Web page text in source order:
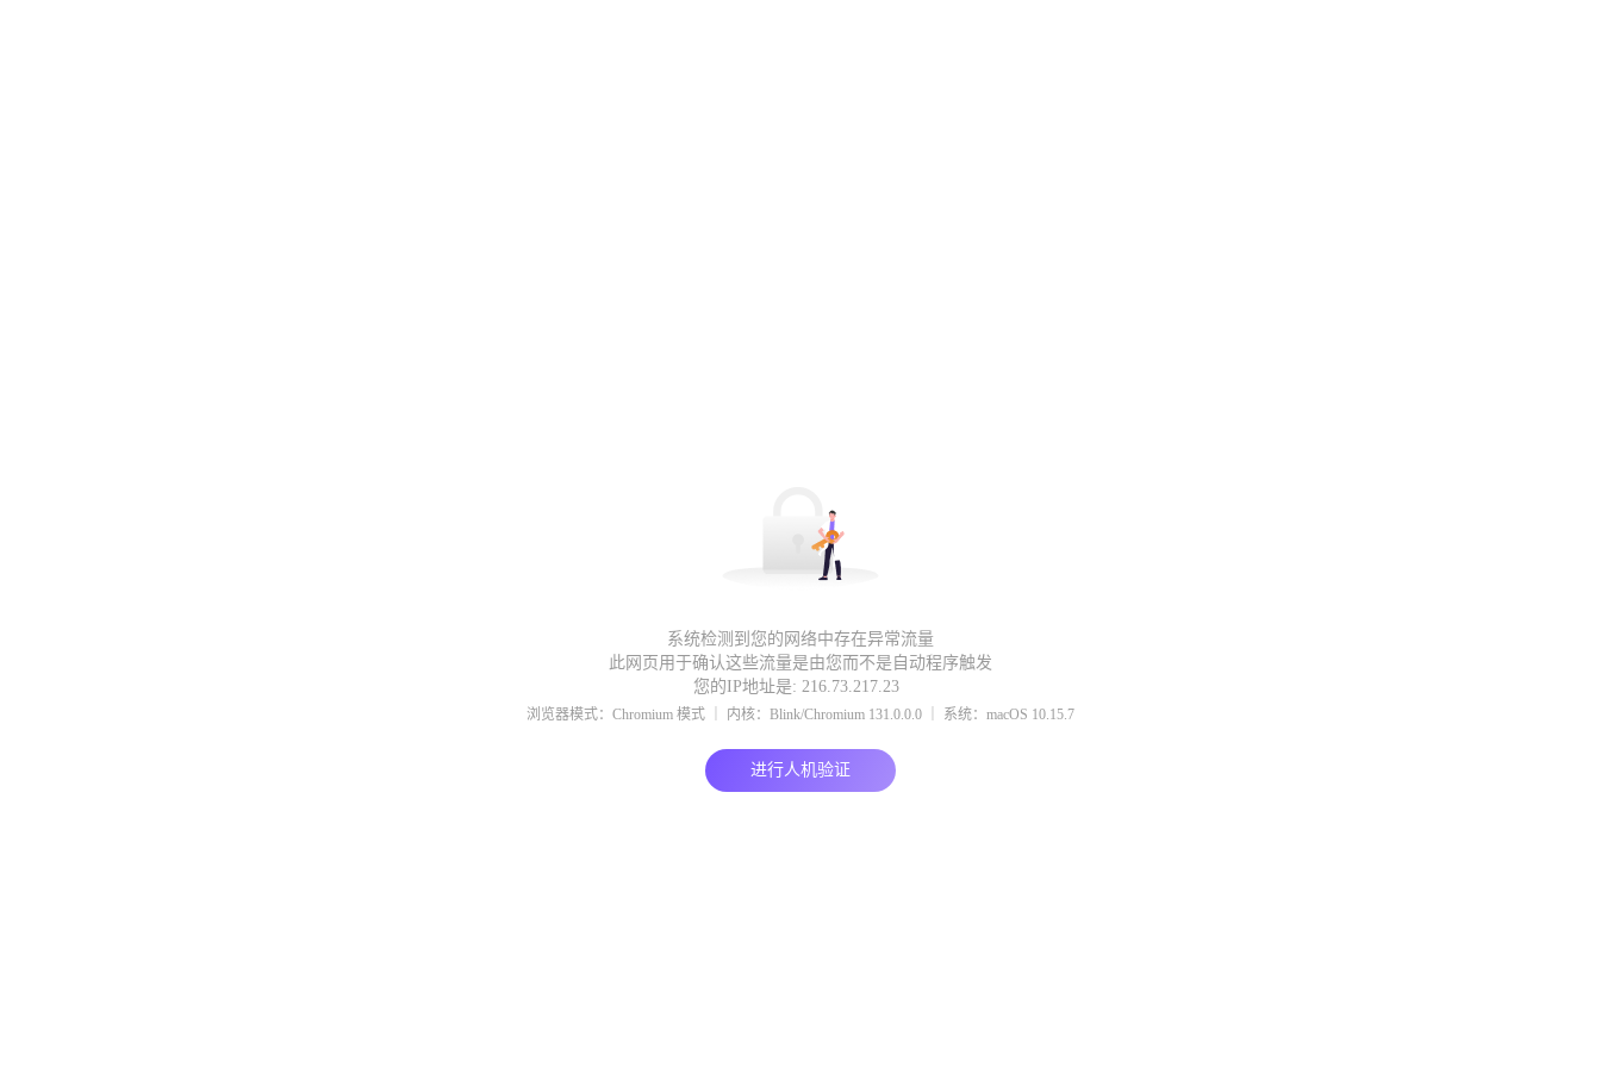
系统检测到您的网络中存在异常流量
此网页用于确认这些流量是由您而不是自动程序触发
您的IP地址是: 216.73.217.23
浏览器模式：Chromium 模式 ｜ 内核：Blink/Chromium 131.0.0.0 ｜ 系统：macOS 10.15.7
进行人机验证